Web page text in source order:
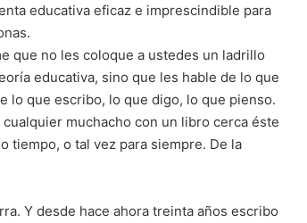
educativa eficaz e imprescindible para
que no les coloque a ustedes un ladrillo
educativa, sino que les hable de lo que
lo que escribo, lo que digo, lo que pienso.
muchacho con un libro cerca éste
tiempo, o tal vez para siempre. De la
Y desde hace ahora treinta años escribo